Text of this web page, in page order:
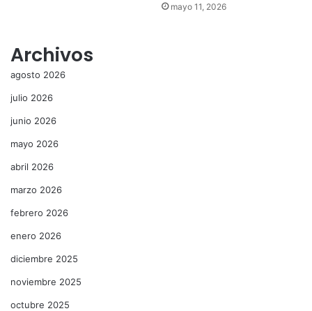
mayo 11, 2026
Archivos
agosto 2026
julio 2026
junio 2026
mayo 2026
abril 2026
marzo 2026
febrero 2026
enero 2026
diciembre 2025
noviembre 2025
octubre 2025